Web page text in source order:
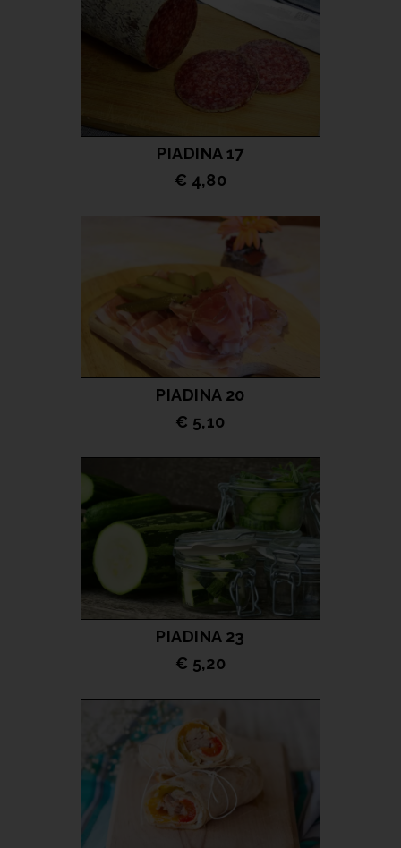
LEGGI TUTTO
LEGGI TUTTO
PIADINA 17
€ 4,80
LEGGI TUTTO
PIADINA 20
€ 5,10
LEGGI TUTTO
PIADINA 23
€ 5,20